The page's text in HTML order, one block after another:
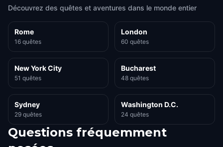
Découvrez des quêtes et aventures dans le monde entier
Rome
16 quêtes
London
60 quêtes
New York City
51 quêtes
Bucharest
48 quêtes
Sydney
29 quêtes
Washington D.C.
24 quêtes
Questions fréquemment